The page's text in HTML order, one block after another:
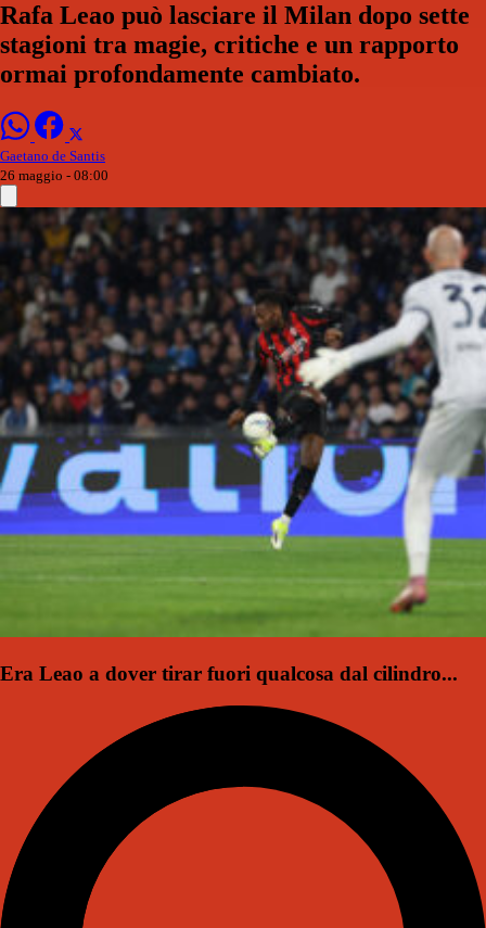
Rafa Leao può lasciare il Milan dopo sette
stagioni tra magie, critiche e un rapporto
ormai profondamente cambiato.
Gaetano de Santis
26 maggio - 08:00
Era Leao a dover tirar fuori qualcosa dal cilindro...